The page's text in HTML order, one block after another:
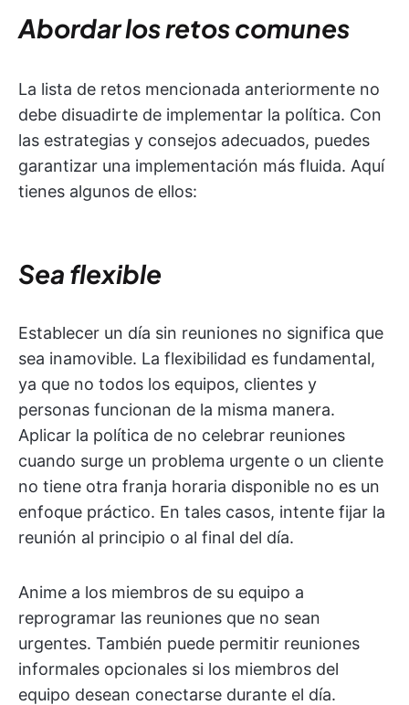
Abordar los retos comunes
La lista de retos mencionada anteriormente no
debe disuadirte de implementar la política. Con
las estrategias y consejos adecuados, puedes
garantizar una implementación más fluida. Aquí
tienes algunos de ellos:
Sea flexible
Establecer un día sin reuniones no significa que
sea inamovible. La flexibilidad es fundamental,
ya que no todos los equipos, clientes y
personas funcionan de la misma manera.
Aplicar la política de no celebrar reuniones
cuando surge un problema urgente o un cliente
no tiene otra franja horaria disponible no es un
enfoque práctico. En tales casos, intente fijar la
reunión al principio o al final del día.
Anime a los miembros de su equipo a
reprogramar las reuniones que no sean
urgentes. También puede permitir reuniones
informales opcionales si los miembros del
equipo desean conectarse durante el día.